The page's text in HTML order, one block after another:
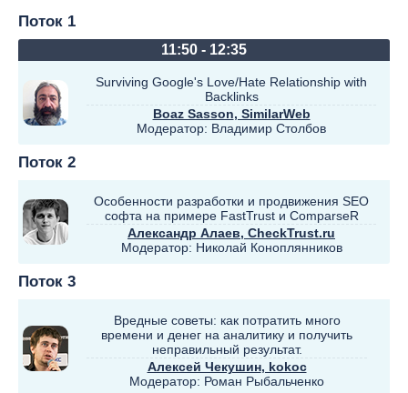
Поток 1
11:50 - 12:35
Surviving Google's Love/Hate Relationship with
Backlinks
Boaz Sasson, SimilarWeb
Модератор: Владимир Столбов
Поток 2
Особенности разработки и продвижения SEO
софта на примере FastTrust и ComparseR
Александр Алаев, CheckTrust.ru
Модератор: Николай Коноплянников
Поток 3
Вредные советы: как потратить много
времени и денег на аналитику и получить
неправильный результат.
Алексей Чекушин, kokoc
Модератор: Роман Рыбальченко